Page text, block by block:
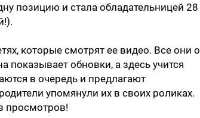
позицию и стала обладательницей 28
которые смотрят ее видео. Все они о
показывает обновки, а здесь учится
в очередь и предлагают
упомянули их в своих роликах.
просмотров!